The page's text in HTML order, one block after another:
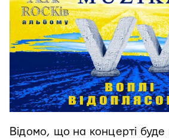
Відомо, що на концерті